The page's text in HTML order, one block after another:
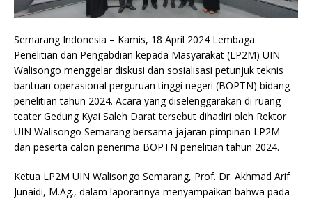
Semarang Indonesia – Kamis, 18 April 2024 Lembaga
Penelitian dan Pengabdian kepada Masyarakat (LP2M) UIN
Walisongo menggelar diskusi dan sosialisasi petunjuk teknis
bantuan operasional perguruan tinggi negeri (BOPTN) bidang
penelitian tahun 2024. Acara yang diselenggarakan di ruang
teater Gedung Kyai Saleh Darat tersebut dihadiri oleh Rektor
UIN Walisongo Semarang bersama jajaran pimpinan LP2M
dan peserta calon penerima BOPTN penelitian tahun 2024.
Ketua LP2M UIN Walisongo Semarang, Prof. Dr. Akhmad Arif
Junaidi, M.Ag., dalam laporannya menyampaikan bahwa pada